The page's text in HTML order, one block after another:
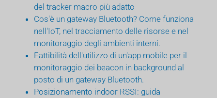
del tracker macro più adatto
Cos'è un gateway Bluetooth? Come funziona
nell'IoT, nel tracciamento delle risorse e nel
monitoraggio degli ambienti interni.
Fattibilità dell'utilizzo di un'app mobile per il
monitoraggio dei beacon in background al
posto di un gateway Bluetooth.
Posizionamento indoor RSSI: guida